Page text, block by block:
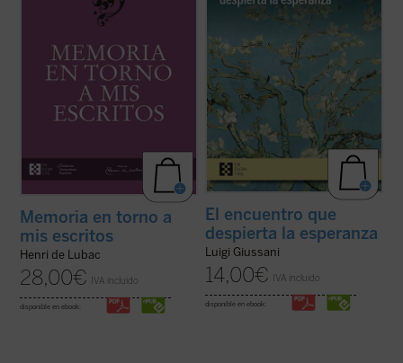
de Lubac desde su nacimiento en 1896
hasta el final de su período militar ...
Memoria en torno a
mis escritos
Henri de Lubac
28,00€ IVA incluido
disponible en ebook:
Liberación en 1985. Giussani propone una
inversión de perspectiva: las necesidades
El encuentro que
despierta la esperanza
Luigi Giussani
14,00€ IVA incluido
disponible en ebook: